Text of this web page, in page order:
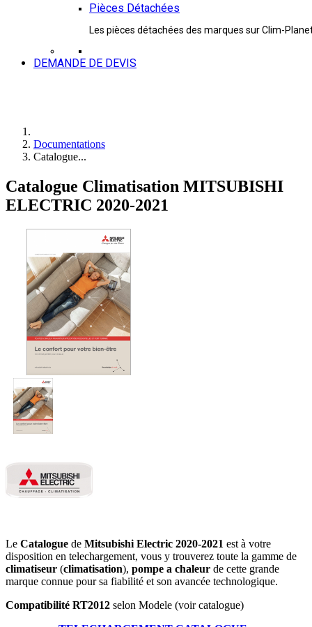
Pièces Détachées
Les pièces détachées des marques sur Clim-
DEMANDE DE DEVIS
Documentations
Catalogue...
Catalogue Climatisation MITSUBISHI
ELECTRIC 2020-2021
Le Catalogue de Mitsubishi Electric 2020-2021 est à votre
disposition en telechargement, vous y trouverez toute la gamme de
climatiseur (climatisation), pompe a chaleur de cette grande
marque connue pour sa fiabilité et son avancée technologique.
Compatibilité RT2012 selon Modele (voir catalogue)